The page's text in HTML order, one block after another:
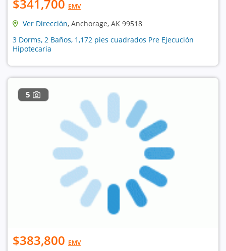
$341,700 EMV
Ver Dirección, Anchorage, AK 99518
3 Dorms, 2 Baños, 1,172 pies cuadrados Pre Ejecución
Hipotecaria
5
$383,800 EMV